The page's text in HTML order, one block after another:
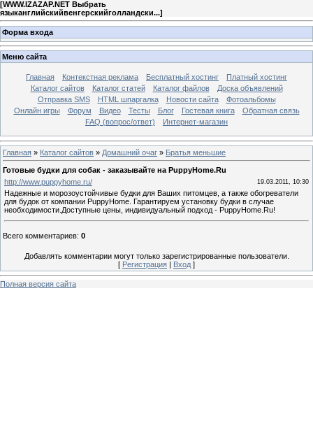
[WWW.IZAZAP.NET Выбрать
языканглийскийвенгерскийголландски...]
Форма входа
Меню сайта
Главная Контекстная реклама Бесплатный хостинг
Платный хостинг
Каталог сайтов
Каталог статей Каталог файлов
Доска объявлений
Отправка SMS
HTML шпаргалка Новости сайта
Фотоальбомы
Онлайн игры
Форум Видео Тесты Блог Гостевая книга
Обратная связь
FAQ (вопрос/ответ)
Интернет-магазин
Главная » Каталог сайтов » Домашний очаг » Братья меньшие
Готовые будки для собак - заказывайте на PuppyHome.Ru
http://www.puppyhome.ru/
19.03.2011, 10:30
Надежные и морозоустойчивые будки для Ваших питомцев, а также обогреватели
для будок от компании PuppyHome. Гарантируем установку будки в случае
необходимости.Доступные цены, индивидуальный подход - PuppyHome.Ru!
Всего комментариев: 0
Добавлять комментарии могут только зарегистрированные пользователи.
[ Регистрация | Вход ]
Полная версия сайта